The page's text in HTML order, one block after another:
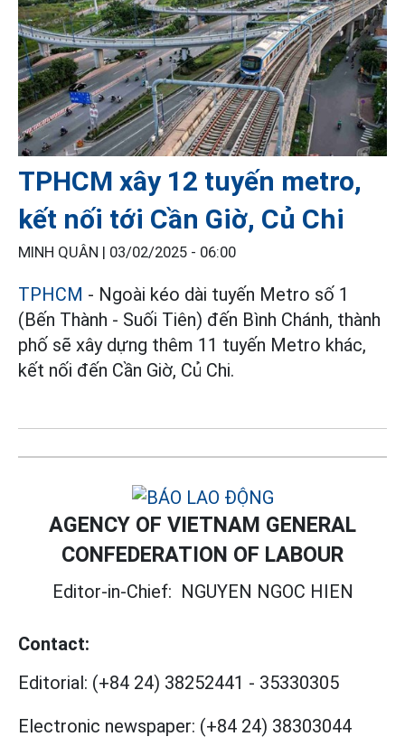
TPHCM xây 12 tuyến metro,
kết nối tới Cần Giờ, Củ Chi
MINH QUÂN | 03/02/2025 - 06:00
TPHCM - Ngoài kéo dài tuyến Metro số 1
(Bến Thành - Suối Tiên) đến Bình Chánh, thành
phố sẽ xây dựng thêm 11 tuyến Metro khác,
kết nối đến Cần Giờ, Củ Chi.
AGENCY OF VIETNAM GENERAL
CONFEDERATION OF LABOUR
Editor-in-Chief: NGUYEN NGOC HIEN
Contact:
Editorial: (+84 24) 38252441 - 35330305
Electronic newspaper: (+84 24) 38303044